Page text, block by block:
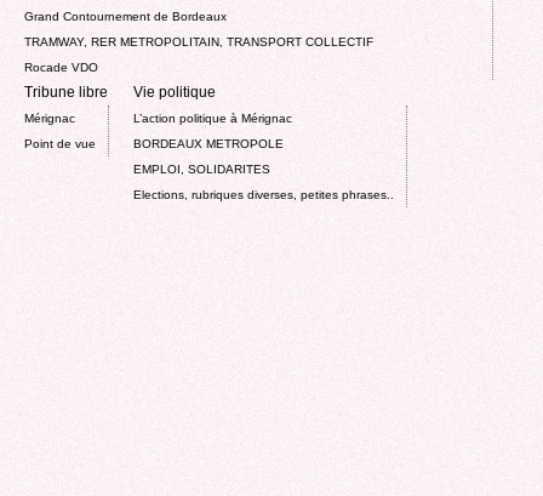
Grand Contournement de Bordeaux
TRAMWAY, RER METROPOLITAIN, TRANSPORT COLLECTIF
Rocade VDO
Tribune libre
Mérignac
Point de vue
Vie politique
L’action politique à Mérignac
BORDEAUX METROPOLE
EMPLOI, SOLIDARITES
Elections, rubriques diverses, petites phrases..